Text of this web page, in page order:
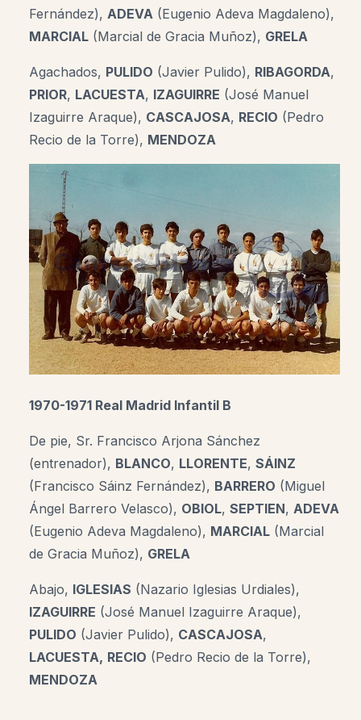
Fernández), ADEVA (Eugenio Adeva Magdaleno),
MARCIAL (Marcial de Gracia Muñoz), GRELA
Agachados, PULIDO (Javier Pulido), RIBAGORDA,
PRIOR, LACUESTA, IZAGUIRRE (José Manuel
Izaguirre Araque), CASCAJOSA, RECIO (Pedro
Recio de la Torre), MENDOZA
1970-1971 Real Madrid Infantil B
De pie, Sr. Francisco Arjona Sánchez
(entrenador), BLANCO, LLORENTE, SÁINZ
(Francisco Sáinz Fernández), BARRERO (Miguel
Ángel Barrero Velasco), OBIOL, SEPTIEN, ADEVA
(Eugenio Adeva Magdaleno), MARCIAL (Marcial
de Gracia Muñoz), GRELA
Abajo, IGLESIAS (Nazario Iglesias Urdiales),
IZAGUIRRE (José Manuel Izaguirre Araque),
PULIDO (Javier Pulido), CASCAJOSA,
LACUESTA, RECIO (Pedro Recio de la Torre),
MENDOZA